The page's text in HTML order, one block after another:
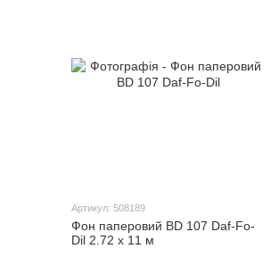
Артикул: 508189
Фон паперовий BD 107 Daf-Fo-
Dil 2.72 х 11 м